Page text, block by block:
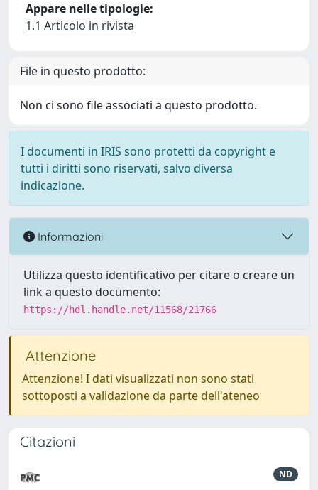
Appare nelle tipologie:
1.1 Articolo in rivista
File in questo prodotto:
Non ci sono file associati a questo prodotto.
I documenti in IRIS sono protetti da copyright e
tutti i diritti sono riservati, salvo diversa
indicazione.
Informazioni
Utilizza questo identificativo per citare o creare un
link a questo documento:
https://hdl.handle.net/11568/21766
Attenzione
Attenzione! I dati visualizzati non sono stati
sottoposti a validazione da parte dell'ateneo
Citazioni
ND